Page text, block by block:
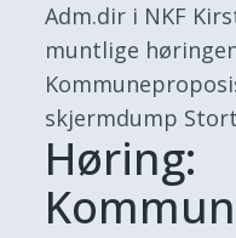
Adm.dir i NKF
muntlige
skjermdump
Høring: